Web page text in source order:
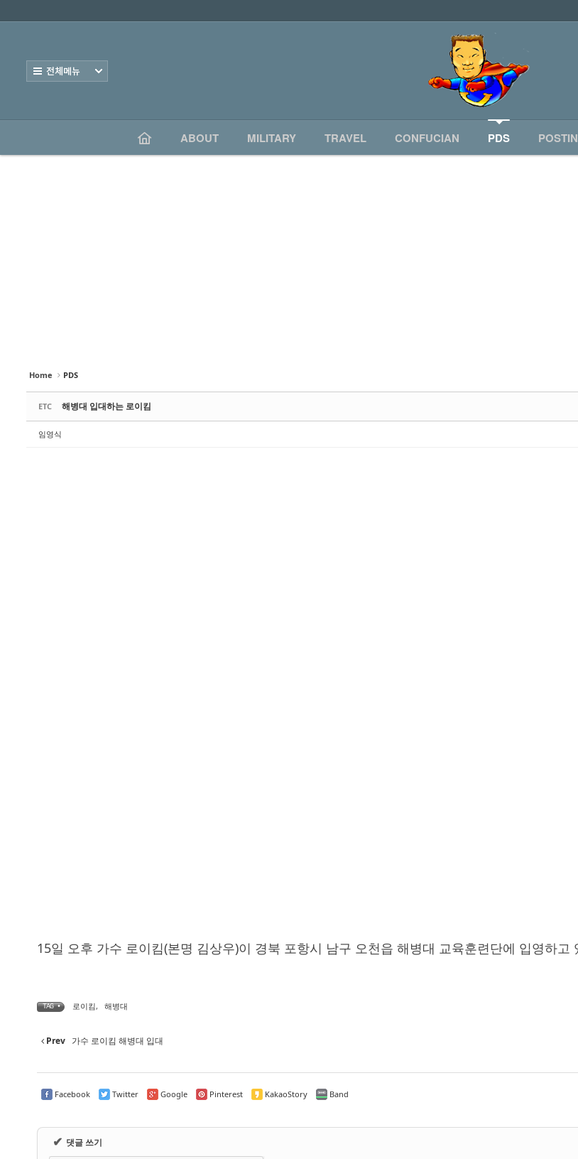
ABOUT MILITARY TRAVEL CONFUCIAN PDS
Home PDS
ETC 해병대 입대하는 로이킴
임영식
15일 오후 가수 로이킴(본명 김상우)이 경북 포항시 남구 오천읍 해병대 교육훈련단에 입영하고
TAG • 로이킴, 해병대
Prev 가수 로이킴 해병대 입대
Facebook Twitter Google Pinterest KakaoStory Band
✔ 댓글 쓰기
ABOUT
Sketchbook5, 스케치북5
Sketchbook5, 스케치북5